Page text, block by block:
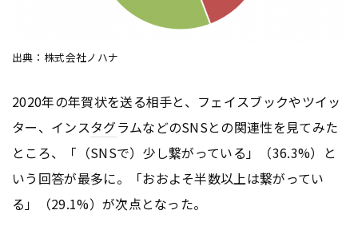
出典：株式会社ノハナ
2020年の年賀状を送る相手と、フェイスブックやツイッ
ター、インスタグラムなどのSNSとの関連性を見てみた
ところ、「（SNSで）少し繋がっている」（36.3%）と
いう回答が最多に。「おおよそ半数以上は繋がってい
る」（29.1%）が次点となった。